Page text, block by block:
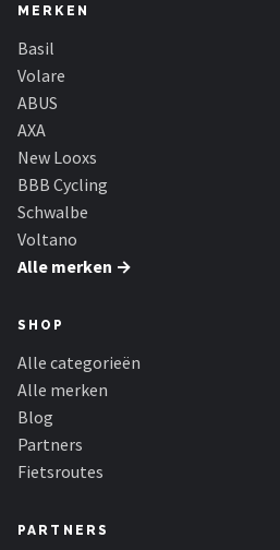
MERKEN
Basil
Volare
ABUS
AXA
New Looxs
BBB Cycling
Schwalbe
Voltano
Alle merken →
SHOP
Alle categorieën
Alle merken
Blog
Partners
Fietsroutes
PARTNERS